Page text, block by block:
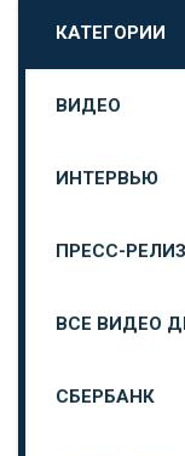
КАТЕГОРИИ
ВИДЕО
ИНТЕРВЬЮ
ПРЕСС-
ВСЕ ВИДЕО
СБЕРБАНК